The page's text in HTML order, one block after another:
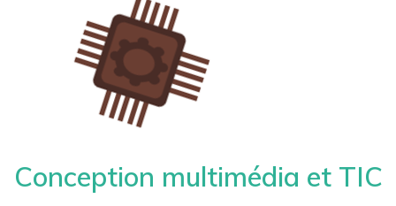
Conception multimédia et TIC